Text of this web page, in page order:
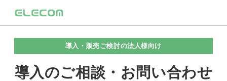
導入・販売ご検討の法人様向け
導入のご相談・お問い合わせ